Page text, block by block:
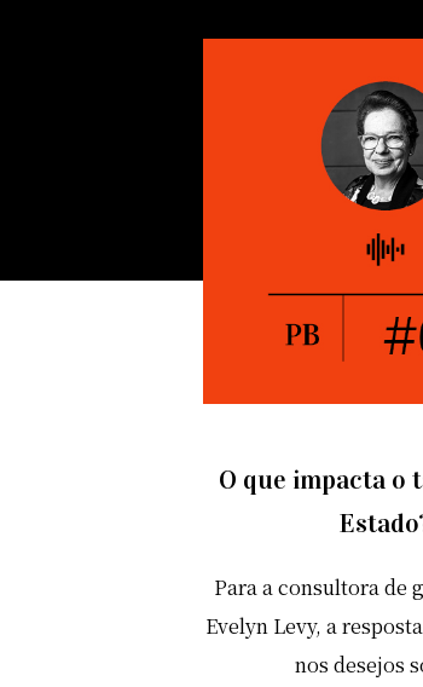
O que impacta o
Para a consultora de
Evelyn Levy, a
nos desejos